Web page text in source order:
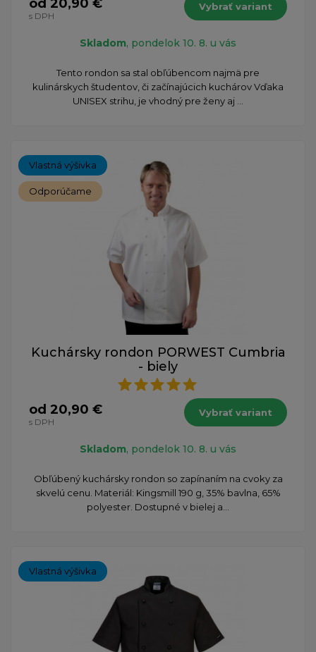
od 20,90 €
s DPH
Vybrať variant
Skladom, pondelok 10. 8. u vás
​Tento rondon sa stal obľúbencom najmä pre
kulinárskych študentov, či začínajúcich kuchárov Vďaka
UNISEX strihu, je vhodný pre ženy aj ...
Vlastná výšivka
Odporúčame
Kuchársky rondon PORWEST Cumbria
- biely
od 20,90 €
s DPH
Vybrať variant
Skladom, pondelok 10. 8. u vás
Obľúbený kuchársky rondon so zapínaním na cvoky za
skvelú cenu. Materiál: Kingsmill 190 g, 35% bavlna, 65%
polyester. Dostupné v bielej a...
Vlastná výšivka